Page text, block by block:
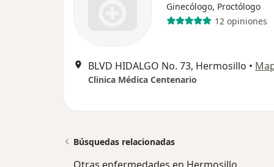
Ginecólogo, Proctólogo
12 opiniones
BLVD HIDALGO No. 73, Hermosillo •
Clinica Médica Centenario
Búsquedas relacionadas